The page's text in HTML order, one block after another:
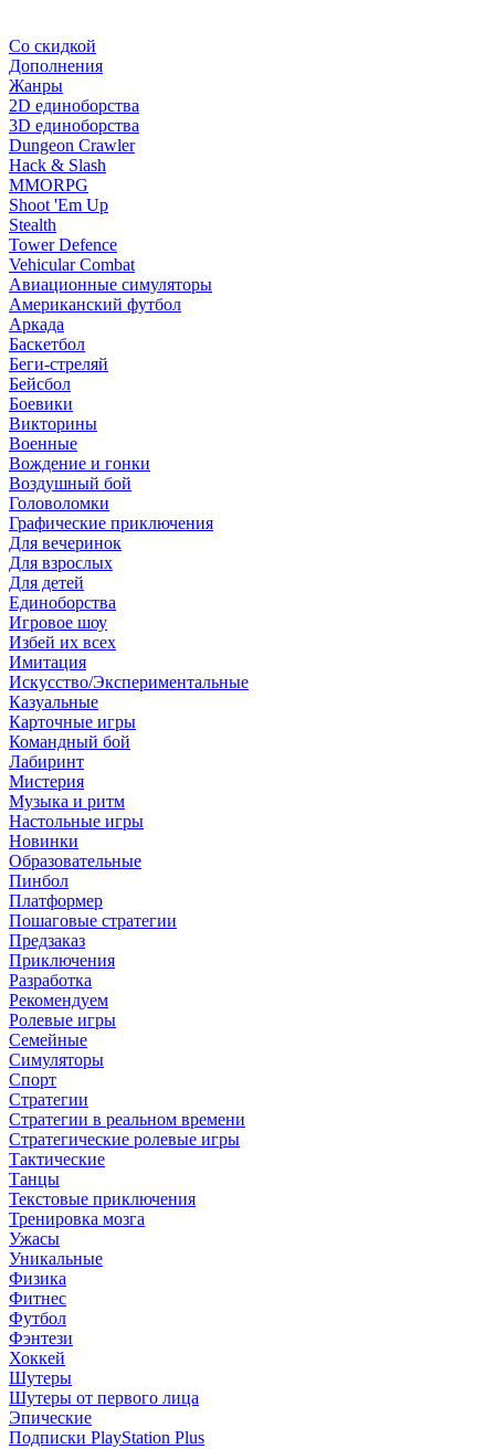
Со скидкой
Дополнения
Жанры
2D единоборства
3D единоборства
Dungeon Crawler
Hack & Slash
MMORPG
Shoot 'Em Up
Stealth
Tower Defence
Vehicular Combat
Авиационные симуляторы
Американский футбол
Аркада
Баскетбол
Беги-стреляй
Бейсбол
Боевики
Викторины
Военные
Вождение и гонки
Воздушный бой
Головоломки
Графические приключения
Для вечеринок
Для взрослых
Для детей
Единоборства
Игровое шоу
Избей их всех
Имитация
Искусство/Экспериментальные
Казуальные
Карточные игры
Командный бой
Лабиринт
Мистерия
Музыка и ритм
Настольные игры
Новинки
Образовательные
Пинбол
Платформер
Пошаговые стратегии
Предзаказ
Приключения
Разработка
Рекомендуем
Ролевые игры
Семейные
Симуляторы
Спорт
Стратегии
Стратегии в реальном времени
Стратегические ролевые игры
Тактические
Танцы
Текстовые приключения
Тренировка мозга
Ужасы
Уникальные
Физика
Фитнес
Футбол
Фэнтези
Хоккей
Шутеры
Шутеры от первого лица
Эпические
Подписки PlayStation Plus